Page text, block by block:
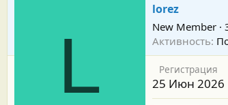
L
lorez
New Member ·
Активность
Регистрация
25 Июн 2026